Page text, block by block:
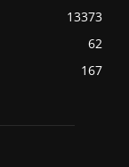
13373
62
167